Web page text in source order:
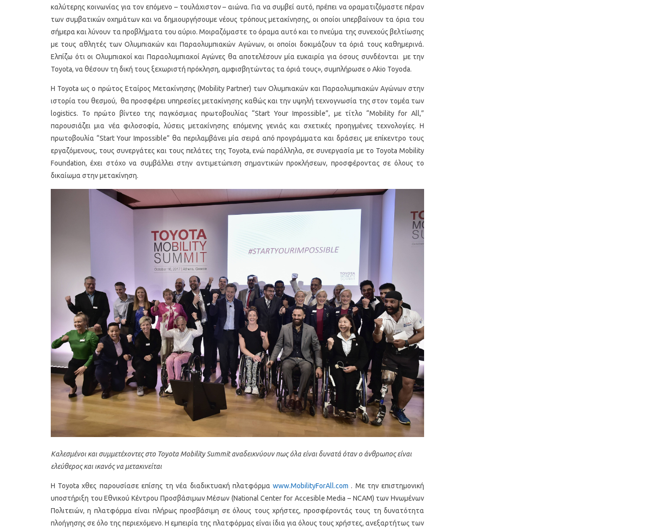
καλύτερης κοινωνίας για τον επόμενο – τουλάχιστον – αιώνα. Για να συμβεί αυτό, πρέπει να οραματιζόμαστε πέραν
των συμβατικών οχημάτων και να δημιουργήσουμε νέους τρόπους μετακίνησης, οι οποίοι υπερβαίνουν τα όρια του
σήμερα και λύνουν τα προβλήματα του αύριο. Μοιραζόμαστε το όραμα αυτό και το πνεύμα της συνεχούς βελτίωσης
με τους αθλητές των Ολυμπιακών και Παραολυμπιακών Αγώνων, οι οποίοι δοκιμάζουν τα όριά τους καθημερινά.
Ελπίζω ότι οι Ολυμπιακοί και Παραολυμπιακοί Αγώνες θα αποτελέσουν μία ευκαιρία για όσους συνδέονται με την
Toyota, να θέσουν τη δική τους ξεχωριστή πρόκληση, αμφισβητώντας τα όριά τους», συμπλήρωσε ο Akio Toyoda.
Η Toyota ως ο πρώτος Εταίρος Μετακίνησης (Mobility Partner) των Ολυμπιακών και Παραολυμπιακών Αγώνων στην
ιστορία του θεσμού, θα προσφέρει υπηρεσίες μετακίνησης καθώς και την υψηλή τεχνογνωσία της στον τομέα των
logistics. Το πρώτο βίντεο της παγκόσμιας πρωτοβουλίας “Start Your Impossible”, με τίτλο “Mobility for All,”
παρουσιάζει μια νέα φιλοσοφία, λύσεις μετακίνησης επόμενης γενιάς και σχετικές προηγμένες τεχνολογίες. Η
πρωτοβουλία “Start Your Impossible” θα περιλαμβάνει μία σειρά από προγράμματα και δράσεις με επίκεντρο τους
εργαζόμενους, τους συνεργάτες και τους πελάτες της Toyota, ενώ παράλληλα, σε συνεργασία με το Toyota Mobility
Foundation, έχει στόχο να συμβάλλει στην αντιμετώπιση σημαντικών προκλήσεων, προσφέροντας σε όλους το
δικαίωμα στην μετακίνηση.
Καλεσμένοι και συμμετέχοντες στο Toyota Mobility Summit αναδεικνύουν πως όλα είναι δυνατά όταν ο άνθρωπος είναι
ελεύθερος και ικανός να μετακινείται
Η Toyota χθες παρουσίασε επίσης τη νέα διαδικτυακή πλατφόρμαwww.MobilityForAll.com . Με την επιστημονική
υποστήριξη του Εθνικού Κέντρου Προσβάσιμων Μέσων (National Center for Accesible Media – NCAM) των Ηνωμένων
Πολιτειών, η πλατφόρμα είναι πλήρως προσβάσιμη σε όλους τους χρήστες, προσφέροντάς τους τη δυνατότητα
πλοήγησης σε όλο της περιεχόμενο. Η εμπειρία της πλατφόρμας είναι ίδια για όλους τους χρήστες, ανεξαρτήτως των